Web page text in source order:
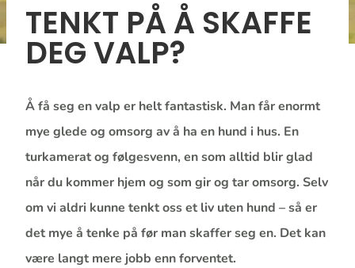
TENKT PÅ Å SKAFFE
DEG VALP?
Å få seg en valp er helt fantastisk. Man får enormt
mye glede og omsorg av å ha en hund i hus. En
turkamerat og følgesvenn, en som alltid blir glad
når du kommer hjem og som gir og tar omsorg. Selv
om vi aldri kunne tenkt oss et liv uten hund – så er
det mye å tenke på før man skaffer seg en. Det kan
være langt mere jobb enn forventet.